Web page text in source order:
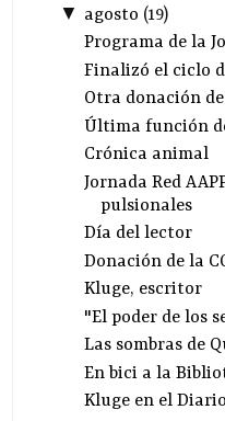
▼ agosto (19)
Programa de la
Finalizó el ciclo
Otra donación
Última función
Crónica animal
Jornada Red
pulsionales
Día del lector
Donación de la
Kluge, escritor
"El poder de los
Las sombras de
En bici a la
Kluge en el